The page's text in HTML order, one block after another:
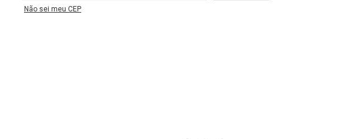
Não sei meu CEP